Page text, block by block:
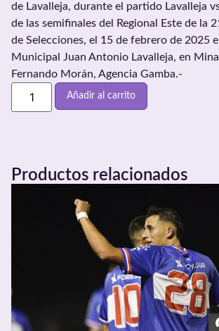
de Lavalleja, durante el partido Lavalleja
de las semifinales del Regional Este de la
de Selecciones, el 15 de febrero de 2025
Municipal Juan Antonio Lavalleja, en
Fernando Morán, Agencia Gamba.-
Añadir al carrito
Productos relacionados